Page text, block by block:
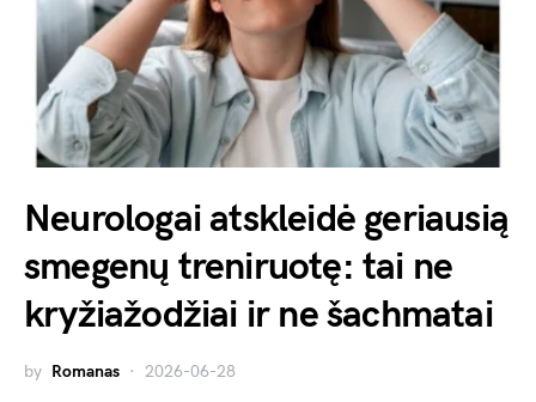
Neurologai atskleidė geriausią
smegenų treniruotę: tai ne
kryžiažodžiai ir ne šachmatai
by Romanas 2026-06-28